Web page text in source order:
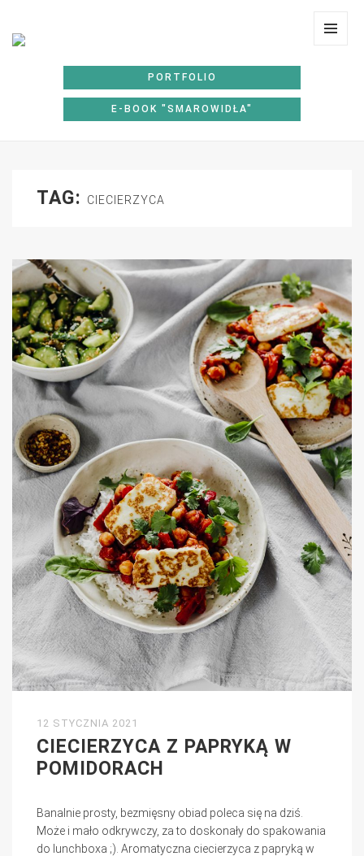
PORTFOLIO
E-BOOK "SMAROWIDŁA"
TAG: CIECIERZYCA
12 STYCZNIA 2021
CIECIERZYCA Z PAPRYKĄ W
POMIDORACH
Banalnie prosty, bezmięsny obiad poleca się na dziś.
Może i mało odkrywczy, za to doskonały do spakowania
do lunchboxa ;). Aromatyczna ciecierzyca z papryką w